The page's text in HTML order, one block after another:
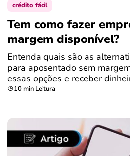
crédito fácil
Tem como fazer
margem disponível?
Entenda quais são as
para aposentado sem
essas opções e receber
10 min Leitura